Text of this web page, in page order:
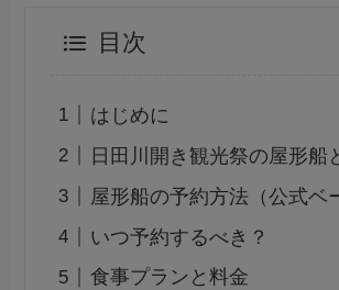
目次
はじめに
日田川開き観光祭の屋形船
屋形船の予約方法（公式ベ
いつ予約するべき？
食事プランと料金